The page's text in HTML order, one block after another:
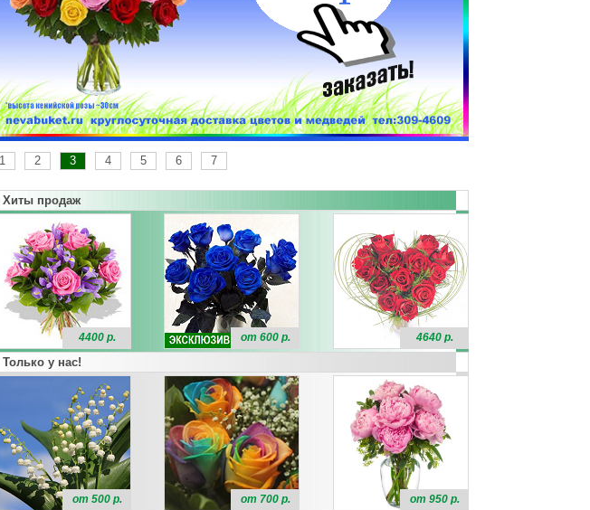
1 2 3 4 5 6 7
Хиты продаж
4400 р. от 600 р. 4640 р.
Только у нас!
от 500 р. от 700 р. от 950 р.